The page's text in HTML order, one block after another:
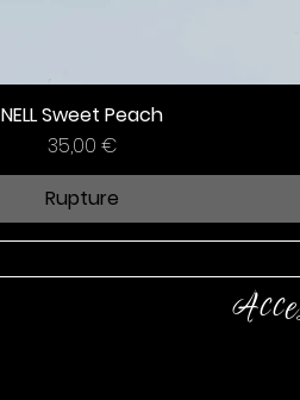
NELL Sweet Peach
Prix
35,00 €
Rupture